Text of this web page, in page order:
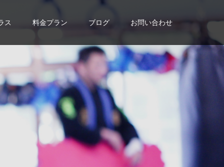
ス 料金プラン ブログ お問い合わせ